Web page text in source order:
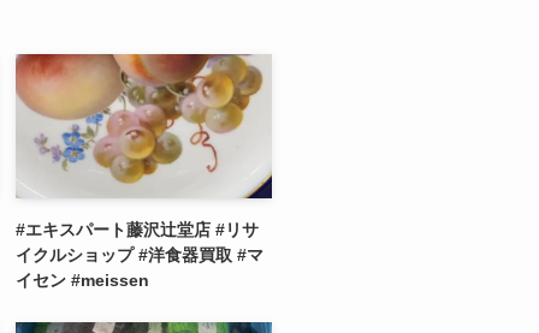
#エキスパート藤沢辻堂店 #リサ
イクルショップ #洋食器買取 #マ
イセン #meissen